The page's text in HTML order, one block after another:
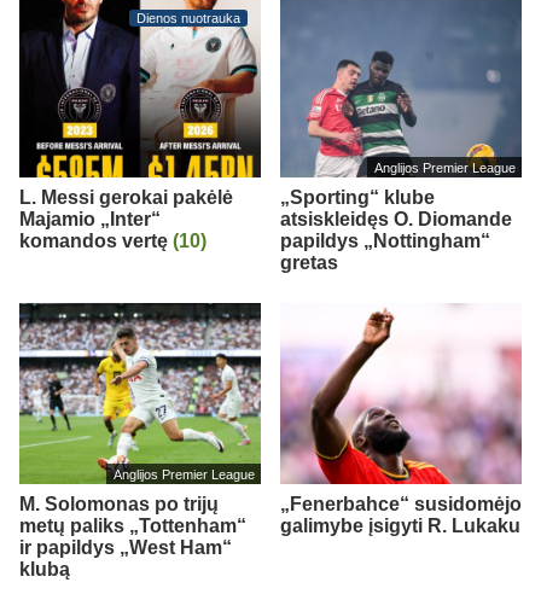
Dienos nuotrauka
L. Messi gerokai pakėlė
Majamio „Inter“
komandos vertę (10)
Anglijos Premier League
„Sporting“ klube
atsiskleidęs O. Diomande
papildys „Nottingham“
gretas
Anglijos Premier League
M. Solomonas po trijų
metų paliks „Tottenham“
ir papildys „West Ham“
klubą
„Fenerbahce“ susidomėjo
galimybe įsigyti R. Lukaku